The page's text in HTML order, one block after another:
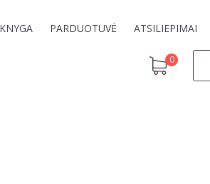
KNYGA PARDUOTUVĖ ATSILIEPIMAI
0